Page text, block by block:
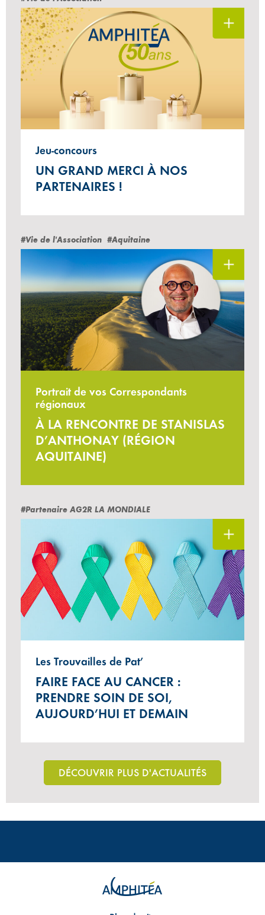
Jeu-concours
UN GRAND MERCI À NOS
PARTENAIRES !
#Vie de l'Association #Aquitaine
Portrait de vos Correspondants
régionaux
À LA RENCONTRE DE STANISLAS
D’ANTHONAY (RÉGION
AQUITAINE)
#Partenaire AG2R LA MONDIALE
Les Trouvailles de Pat’
FAIRE FACE AU CANCER :
PRENDRE SOIN DE SOI,
AUJOURD’HUI ET DEMAIN
DÉCOUVRIR PLUS D'ACTUALITÉS